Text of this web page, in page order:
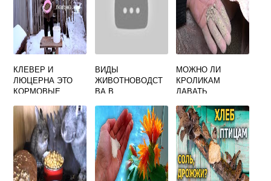
КЛЕВЕР И
ЛЮЦЕРНА ЭТО
КОРМОВЫЕ
ВИДЫ
ЖИВОТНОВОДСТ
ВА В
ОТ КОРМОВОЙ
БАЗЫ И
ПРИРОДНЫХ
УСЛОВИЙ
МОЖНО ЛИ
КРОЛИКАМ
ДАВАТЬ